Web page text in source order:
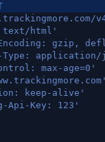
v4/
text/html'
gzip,
Type: application/
max-age=0'
keep-alive'
Api-Key: 123'